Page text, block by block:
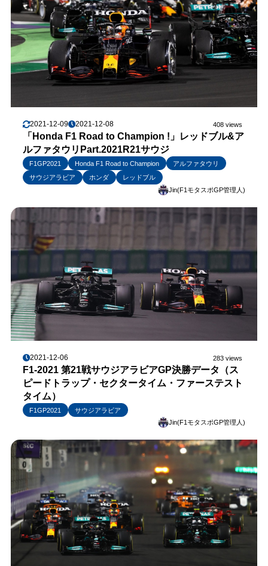
2021-12-09 2021-12-08 408 views
「Honda F1 Road to Champion !」レッドブル&ア
ルファタウリPart.2021R21サウジ
F1GP2021 Honda F1 Road to Champion
アルファタウリ
サウジアラビア
ホンダ
レッドブル
Jin(F1モタスポGP管理人)
2021-12-06 283 views
F1-2021 第21戦サウジアラビアGP決勝データ（ス
ピードトラップ・セクタータイム・ファーステスト
タイム）
F1GP2021
サウジアラビア
Jin(F1モタスポGP管理人)